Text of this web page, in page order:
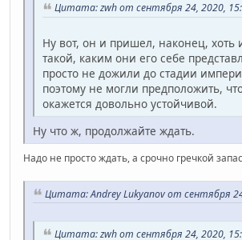
Цитата: zwh от сентября 24, 2020,
Ну вот, он и пришел, наконец, хоть
такой, каким они его себе
просто не дожили до стадии
поэтому не могли предположить,
окажется довольно устойчивой.
Ну что ж, продолжайте ждать.
Надо не просто ждать, а срочно гречкой
Цитата: Andrey Lukyanov от сентября
Цитата: zwh от сентября 24, 2020,